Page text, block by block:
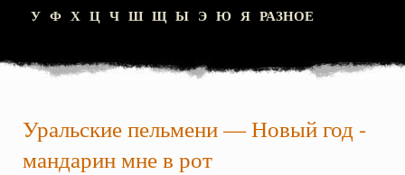
У Ф Х Ц Ч Ш Щ Ы Э Ю Я РАЗНОЕ
Уральские пельмени—Новый год -
мандарин мне в рот